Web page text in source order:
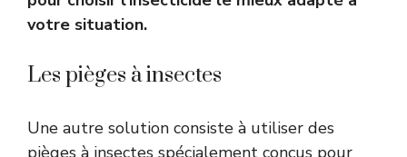
votre situation.
Les pièges à insectes
Une autre solution consiste à utiliser des
pièges à insectes spécialement conçus pour